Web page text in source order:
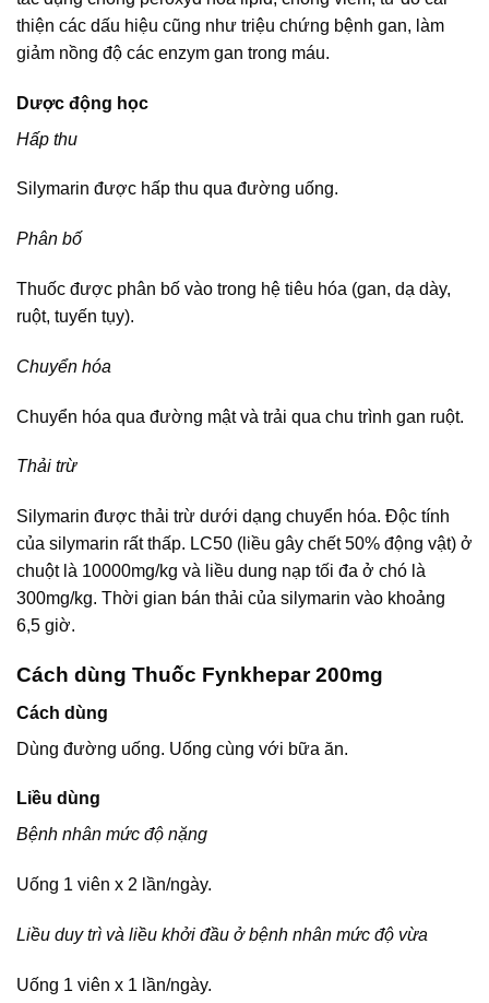
thiện các dấu hiệu cũng như triệu chứng bệnh gan, làm
giảm nồng độ các enzym gan trong máu.
Dược động học
Hấp thu
Silymarin được hấp thu qua đường uống.
Phân bố
Thuốc được phân bố vào trong hệ tiêu hóa (gan, dạ dày,
ruột, tuyến tụy).
Chuyển hóa
Chuyển hóa qua đường mật và trải qua chu trình gan ruột.
Thải trừ
Silymarin được thải trừ dưới dạng chuyển hóa. Độc tính
của silymarin rất thấp. LC50 (liều gây chết 50% động vật) ở
chuột là 10000mg/kg và liều dung nạp tối đa ở chó là
300mg/kg. Thời gian bán thải của silymarin vào khoảng
6,5 giờ.
Cách dùng Thuốc Fynkhepar 200mg
Cách dùng
Dùng đường uống. Uống cùng với bữa ăn.
Liều dùng
Bệnh nhân mức độ nặng
Uống 1 viên x 2 lần/ngày.
Liều duy trì và liều khởi đầu ở bệnh nhân mức độ vừa
Uống 1 viên x 1 lần/ngày.